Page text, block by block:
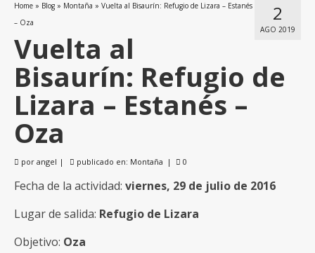
2
AGO 2019
Home » Blog » Montaña » Vuelta al Bisaurín: Refugio de Lizara – Estanés
– Oza
Vuelta al
Bisaurín: Refugio de
Lizara – Estanés –
Oza
por angel | publicado en: Montaña | 0
Fecha de la actividad: viernes, 29 de julio de 2016
Lugar de salida: Refugio de Lizara
Objetivo: Oza